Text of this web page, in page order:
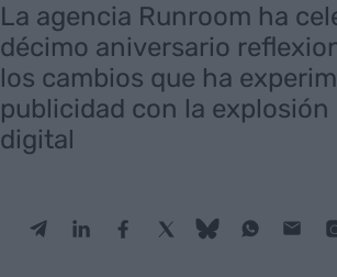
La agencia Runroom ha
décimo aniversario
los cambios que ha
publicidad con la explosión
digital